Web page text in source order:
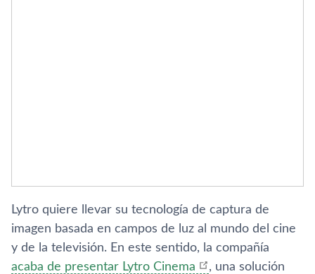
Lytro quiere llevar su tecnologí­a de captura de
imagen basada en campos de luz al mundo del cine
y de la televisión. En este sentido, la compañí­a
acaba de presentar Lytro Cinema
, una solución